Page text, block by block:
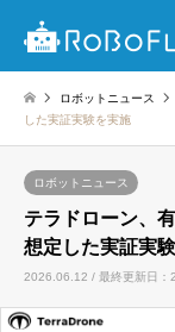
ロボットニュース
した実証実験を実施
ロボットニュース
テラドローン、
想定した実証実
2026.06.12 / 最終更新日：